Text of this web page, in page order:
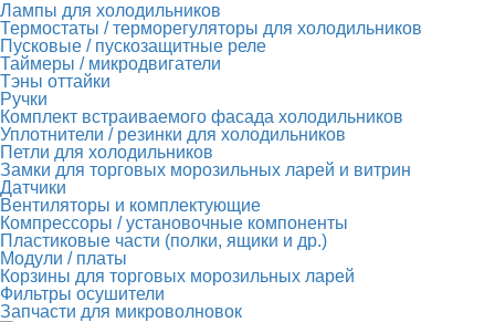
Лампы для холодильников
Термостаты / терморегуляторы для холодильников
Пусковые / пускозащитные реле
Таймеры / микродвигатели
Тэны оттайки
Ручки
Комплект встраиваемого фасада холодильников
Уплотнители / резинки для холодильников
Петли для холодильников
Замки для торговых морозильных ларей и витрин
Датчики
Вентиляторы и комплектующие
Компрессоры / установочные компоненты
Пластиковые части (полки, ящики и др.)
Модули / платы
Корзины для торговых морозильных ларей
Фильтры осушители
Запчасти для микроволновок